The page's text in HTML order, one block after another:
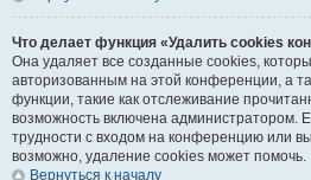
Что делает функция «Удалить cookies
Она удаляет все созданные cookies,
авторизованным на этой конференции, а
функции, такие как отслеживание
возможность включена администратором.
трудности с входом на конференцию или
возможно, удаление cookies может помочь.
Вернуться к началу